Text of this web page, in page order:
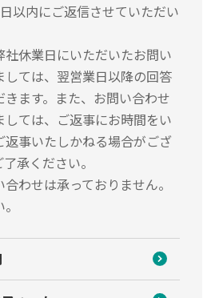
以内にご返信させていただい
社休業日にいただいたお問い
しては、翌営業日以降の回答
きます。また、お問い合わせ
しては、ご返事にお時間をい
返事いたしかねる場合がござ
承ください。
わせは承っておりません。